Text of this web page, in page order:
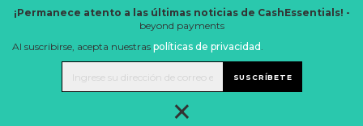
¡Permanece atento a las últimas noticias de CashEssentials! -
beyond payments
Al suscribirse, acepta nuestras políticas de privacidad .
SUSCRÍBETE
×